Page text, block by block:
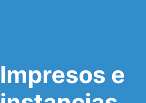
Impresos e